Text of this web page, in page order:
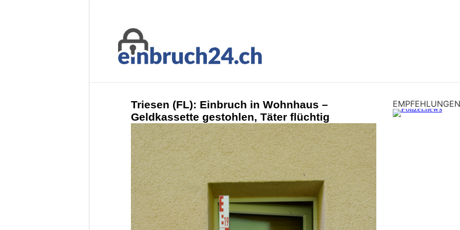
Triesen (FL): Einbruch in Wohnhaus –
Geldkassette gestohlen, Täter flüchtig
EMPFEHLUNGEN